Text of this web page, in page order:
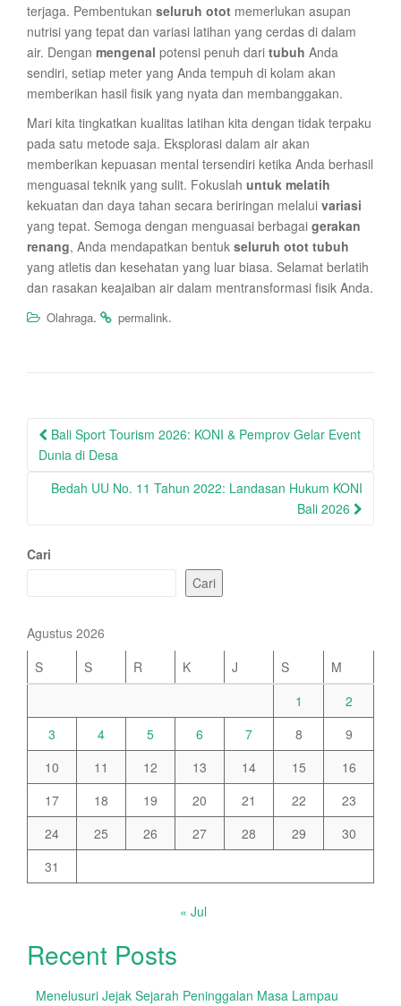
terjaga. Pembentukan seluruh otot memerlukan asupan
nutrisi yang tepat dan variasi latihan yang cerdas di dalam
air. Dengan mengenal potensi penuh dari tubuh Anda
sendiri, setiap meter yang Anda tempuh di kolam akan
memberikan hasil fisik yang nyata dan membanggakan.
Mari kita tingkatkan kualitas latihan kita dengan tidak terpaku
pada satu metode saja. Eksplorasi dalam air akan
memberikan kepuasan mental tersendiri ketika Anda berhasil
menguasai teknik yang sulit. Fokuslah untuk melatih
kekuatan dan daya tahan secara beriringan melalui variasi
yang tepat. Semoga dengan menguasai berbagai gerakan
renang, Anda mendapatkan bentuk seluruh otot tubuh
yang atletis dan kesehatan yang luar biasa. Selamat berlatih
dan rasakan keajaiban air dalam mentransformasi fisik Anda.
Olahraga. permalink.
Post
navigation
Bali Sport Tourism 2026: KONI & Pemprov Gelar Event
Dunia di Desa
Bedah UU No. 11 Tahun 2022: Landasan Hukum KONI
Bali 2026
Cari
Cari
Agustus 2026
S
S R K J S
M
1
2
3
4 5 6 7 8
9
10
11 12 13 14 15
16
17
18 19 20 21 22
23
24
25 26 27 28 29
30
31
« Jul
Recent Posts
Menelusuri Jejak Sejarah Peninggalan Masa Lampau